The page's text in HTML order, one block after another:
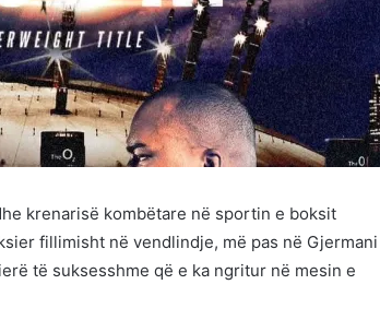
krenarisë kombëtare në sportin e boksit
fillimisht në vendlindje, më pas në Gjermani
të suksesshme që e ka ngritur në mesin e